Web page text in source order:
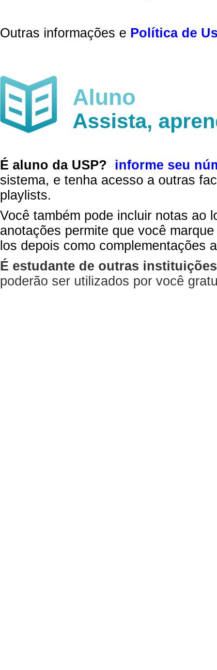
Outras informações e Política de
Aluno
Assista,
É aluno da USP?
informe seu
sistema, e tenha acesso a outras
playlists.
Você também pode incluir notas ao
anotações permite que você
los depois como complementações
É estudante de outras
poderão ser utilizados por você